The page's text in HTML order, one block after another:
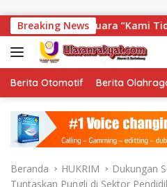
Breaking News
Suara “Kami Tidak Pernah
Berita Otomotif Berita
Beranda HUKRIM
Dukungan
Tuntaskan Pungli di Sektor